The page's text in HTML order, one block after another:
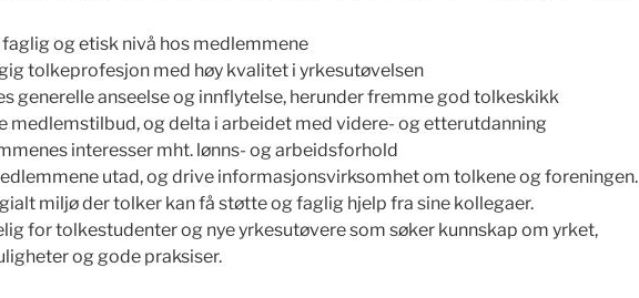
og etisk nivå hos medlemmene
tolkeprofesjon med høy kvalitet i yrkesutøvelsen
generelle anseelse og innflytelse, herunder fremme god tolkeskikk
medlemstilbud, og delta i arbeidet med videre- og etterutdanning
interesser mht. lønns- og arbeidsforhold
utad, og drive informasjonsvirksomhet om tolkene og foreningen.
miljø der tolker kan få støtte og faglig hjelp fra sine kollegaer.
for tolkestudenter og nye yrkesutøvere som søker kunnskap om yrket,
og gode praksiser.